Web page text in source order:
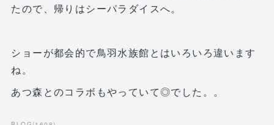
たので、帰りはシーパラダイスへ。
ショーが都会的で鳥羽水族館とはいろいろ違います
ね。
あつ森とのコラボもやっていて◎でした。。